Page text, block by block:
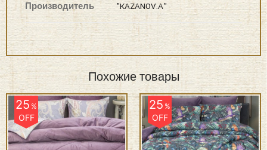
Производитель "KAZANOV.A"
Похожие товары
25%
OFF
25%
OFF